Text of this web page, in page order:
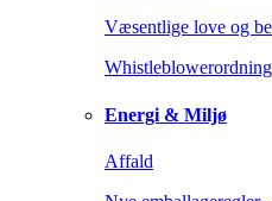
Væsentlige love og
Whistleblowerordning
Energi & Miljø
Affald